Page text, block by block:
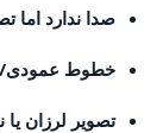
صدا ندارد اما
خطوط
تصویر لرزان یا